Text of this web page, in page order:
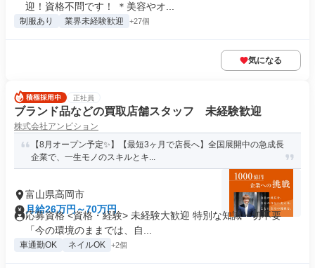
迎！資格不問です！ ＊美容やオ...
制服あり 業界未経験歓迎 +27個
気になる
正社員
ブランド品などの買取店舗スタッフ 未経験歓迎
株式会社アンビション
【8月オープン予定✨】【最短3ヶ月で店長へ】全国展開中の急成長
企業で、一生モノのスキルとキ...
富山県高岡市
月給26万円～70万円
応募資格 <資格・経験> 未経験大歓迎 特別な知識一切不要
「今の環境のままでは、自...
車通勤OK ネイルOK +2個